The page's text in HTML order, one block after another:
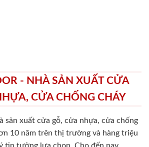
- NHÀ SẢN XUẤT CỬA
CỬA CHỐNG CHÁY
sản xuất cửa gỗ, cửa nhựa, cửa chống
10 năm trên thị trường và hàng triệu